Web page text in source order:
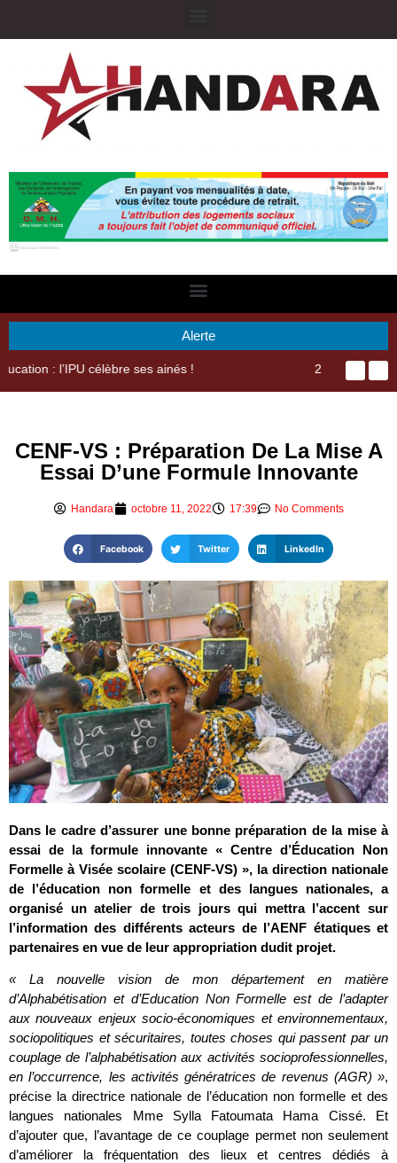
Alerte
29ème Assemblée Générale Ordinaire de l’Union Nyèsigiso : L’encours total des dépôts des membres passé de 18 milliards en 2024 à 21 milliards en 2025
CENF-VS : Préparation De La Mise A
Essai D’une Formule Innovante
Handara octobre 11, 2022 17:39 No Comments
Facebook Twitter LinkedIn
Dans le cadre d’assurer une bonne préparation de la mise à
essai de la formule innovante « Centre d’Éducation Non
Formelle à Visée scolaire (CENF-VS) », la direction nationale
de l’éducation non formelle et des langues nationales, a
organisé un atelier de trois jours qui mettra l’accent sur
l’information des différents acteurs de l’AENF étatiques et
partenaires en vue de leur appropriation dudit projet.
« La nouvelle vision de mon département en matière
d’Alphabétisation et d’Education Non Formelle est de l’adapter
aux nouveaux enjeux socio-économiques et environnementaux,
sociopolitiques et sécuritaires, toutes choses qui passent par un
couplage de l’alphabétisation aux activités socioprofessionnelles,
en l’occurrence, les activités génératrices de revenus (AGR) »,
précise la directrice nationale de l’éducation non formelle et des
langues nationales Mme Sylla Fatoumata Hama Cissé. Et
d’ajouter que, l’avantage de ce couplage permet non seulement
d’améliorer la fréquentation des lieux et centres dédiés à